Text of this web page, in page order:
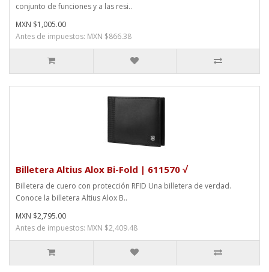
conjunto de funciones y a las resi..
MXN $1,005.00
Antes de impuestos: MXN $866.38
Billetera Altius Alox Bi-Fold | 611570 √
Billetera de cuero con protección RFID Una billetera de verdad.
Conoce la billetera Altius Alox B..
MXN $2,795.00
Antes de impuestos: MXN $2,409.48